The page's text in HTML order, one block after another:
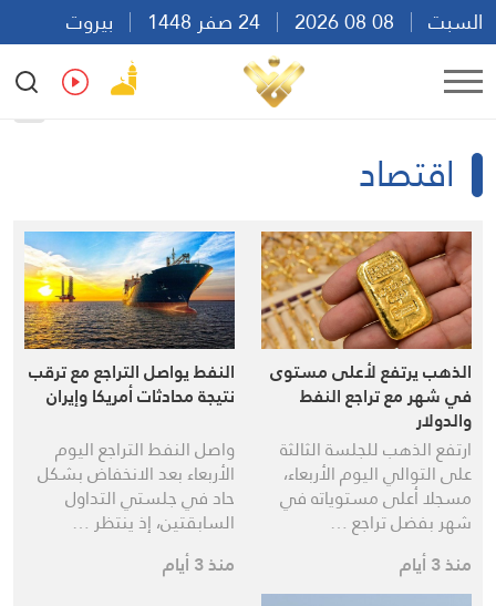
السبت
بيروت
20:24
Ar
اقتصاد
الذهب يرتفع لأعلى مستوى
في شهر مع تراجع النفط
والدولار
ارتفع الذهب للجلسة الثالثة
على التوالي اليوم الأربعاء،
مسجلا أعلى مستوياته في
شهر بفضل تراجع …
منذ 3 أيام
النفط يواصل التراجع مع ترقب
نتيجة محادثات أمريكا وإيران
واصل النفط التراجع اليوم
الأربعاء بعد الانخفاض بشكل
حاد في جلستي التداول
السابقتين، إذ ينتظر …
منذ 3 أيام